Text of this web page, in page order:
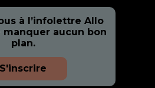
à l’infolettre Allo
manquer aucun bon
plan.
S'inscrire